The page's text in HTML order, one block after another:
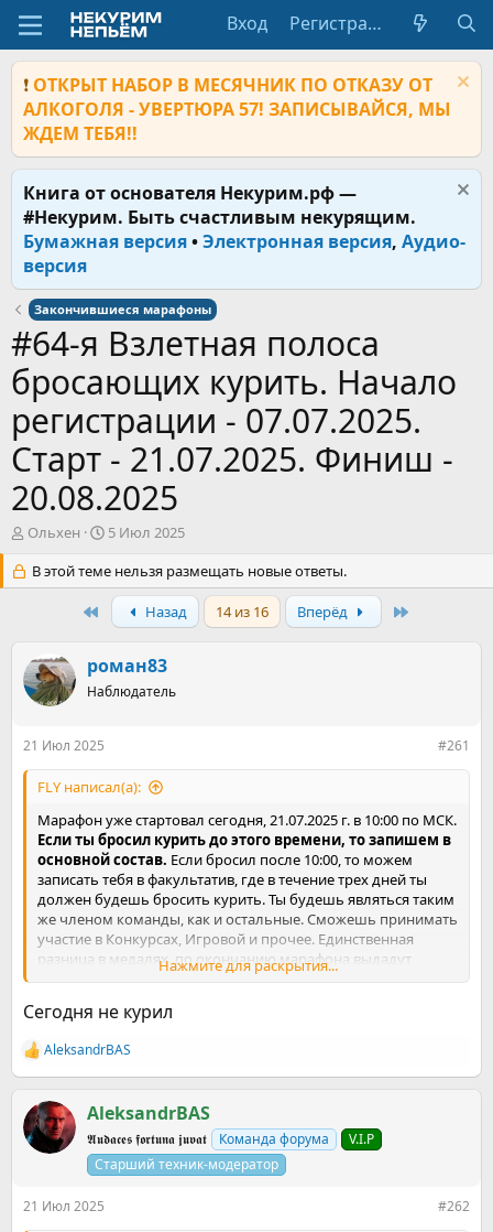
Вход Регистрация
❗ ОТКРЫТ НАБОР В МЕСЯЧНИК ПО ОТКАЗУ ОТ
АЛКОГОЛЯ - УВЕРТЮРА 57! ЗАПИСЫВАЙСЯ, МЫ
ЖДЕМ ТЕБЯ!!
Книга от основателя Некурим.рф —
#Некурим. Быть счастливым некурящим.
Бумажная версия•Электронная версия, Аудио-
версия
Закончившиеся марафоны
#64-я Взлетная полоса
бросающих курить. Начало
регистрации - 07.07.2025.
Старт - 21.07.2025. Финиш -
20.08.2025
А
о
м
ы
Ольхен
Д
т
а
а
а
л
5 Июл 2025
В этой теме нельзя размещать новые ответы.
Назад 14 из 16 Вперёд
роман83
Наблюдатель
21 Июл 2025 #261
FLY написал(а):
Марафон уже стартовал сегодня, 21.07.2025 г. в 10:00 по МСК.
Если ты бросил курить до этого времени, то запишем в
основной состав. Если бросил после 10:00, то можем
записать тебя в факультатив, где в течение трех дней ты
должен будешь бросить курить. Ты будешь являться таким
же членом команды, как и остальные. Сможешь принимать
участие в Конкурсах, Игровой и прочее. Единственная
разница в медалях, по окончанию марафона выдадут
медаль не взлётчика, а факультативщика! Ожидаем твой
Нажмите для раскрытия...
Сегодня не курил
Р
е
к
ц
и
AleksandrBАS
AleksandrBАS
𝕬𝖚𝖉𝖆𝖈𝖊𝖘 𝖋𝖔𝖗𝖙𝖚𝖓𝖆 𝖏𝖚𝖛𝖆𝖙 Команда форума
V.I.P
Старший техник-модератор
21 Июл 2025 #262